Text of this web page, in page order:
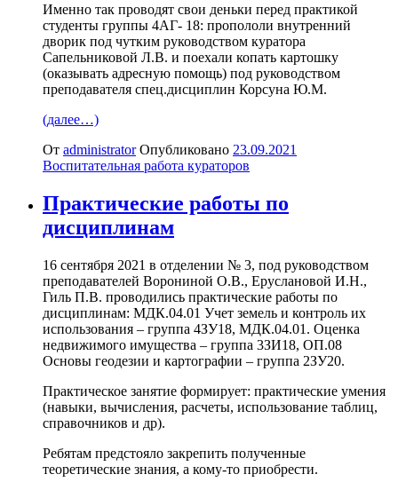
Именно так проводят свои деньки перед практикой
студенты группы 4АГ- 18: пропололи внутренний
дворик под чутким руководством куратора
Сапельниковой Л.В. и поехали копать картошку
(оказывать адресную помощь) под руководством
преподавателя спец.дисциплин Корсуна Ю.М.
(далее…)
От administrator Опубликовано 23.09.2021
Воспитательная работа кураторов
Практические работы по
дисциплинам
16 сентября 2021 в отделении № 3, под руководством
преподавателей Ворониной О.В., Еруслановой И.Н.,
Гиль П.В. проводились практические работы по
дисциплинам: МДК.04.01 Учет земель и контроль их
использования – группа 4ЗУ18, МДК.04.01. Оценка
недвижимого имущества – группа 3ЗИ18, ОП.08
Основы геодезии и картографии – группа 2ЗУ20.
Практическое занятие формирует: практические умения
(навыки, вычисления, расчеты, использование таблиц,
справочников и др).
Ребятам предстояло закрепить полученные
теоретические знания, а кому-то приобрести.